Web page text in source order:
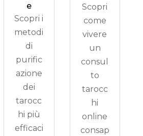
e
Scopri i
metodi
di
purific
azione
dei
tarocc
hi più
efficaci
Scopri
come
vivere
un
consul
to
tarocc
hi
online
consap